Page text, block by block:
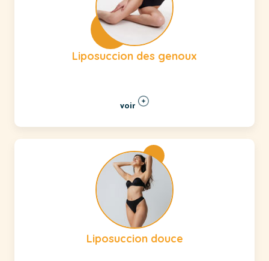
Liposuccion des genoux
voir
Liposuccion douce